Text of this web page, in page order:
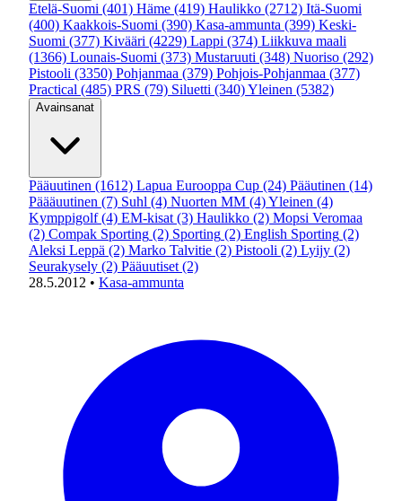
Etelä-Suomi (401) Häme (419) Haulikko (2712) Itä-Suomi
(400) Kaakkois-Suomi (390) Kasa-ammunta (399) Keski-
Suomi (377) Kivääri (4229) Lappi (374) Liikkuva maali
(1366) Lounais-Suomi (373) Mustaruuti (348) Nuoriso (292)
Pistooli (3350) Pohjanmaa (379) Pohjois-Pohjanmaa (377)
Practical (485) PRS (79) Siluetti (340)Yleinen (5382)
Avainsanat
Pääuutinen (1612) Lapua Eurooppa Cup (24) Pääutinen (14)
Päääuutinen (7) Suhl (4) Nuorten MM (4)Yleinen (4)
Kymppigolf (4) EM-kisat (3) Haulikko (2) Mopsi Veromaa
(2) Compak Sporting (2) Sporting (2) English Sporting (2)
Aleksi Leppä (2) Marko Talvitie (2) Pistooli (2) Lyijy (2)
Seurakysely (2) Pääuutiset (2)
28.5.2012 • Kasa-ammunta